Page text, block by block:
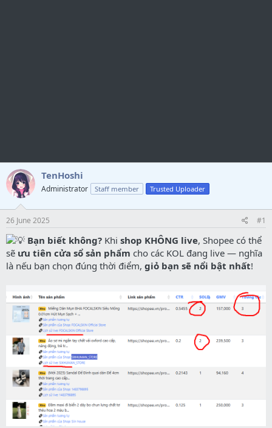
TenHoshi
Administrator Staff member Trusted Uploader
26 June 2025 #1
Bạn biết không? Khi shop KHÔNG live, Shopee có thể
sẽ ưu tiên cửa sổ sản phẩm cho các KOL đang live — nghĩa
là nếu bạn chọn đúng thời điểm, giỏ bạn sẽ nổi bật nhất!